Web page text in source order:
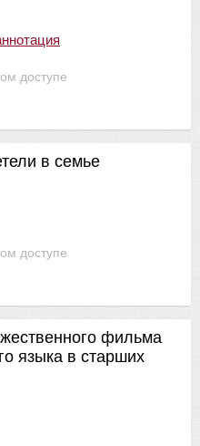
доступе
доступе
в семье
фильма
языка в старших